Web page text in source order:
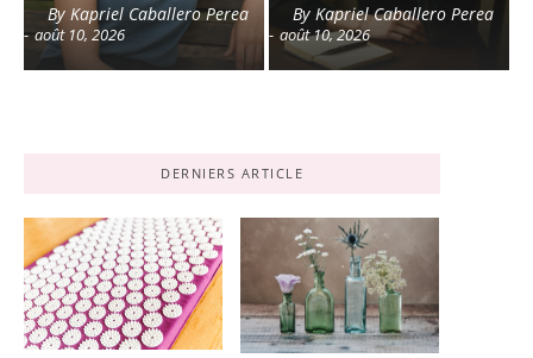
By Kapriel Caballero Perea
- août 10, 2026
By Kapriel Caballero Perea
- août 10, 2026
DERNIERS ARTICLE